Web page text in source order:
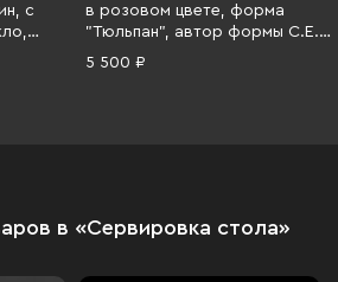
с
в розовом цвете, форма
"Тюльпан", автор формы С.Е.
Яковлева, автор росписи Н.П.
5 500 ₽
в «Сервировка стола»